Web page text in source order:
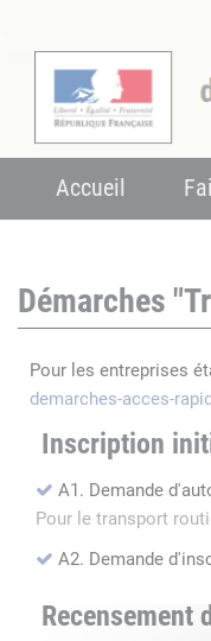
Accueil
Démarches
Pour les entreprises
demarches-acces-
Inscription
A1. Demande
Pour le transport
A2. Demande
Recensement